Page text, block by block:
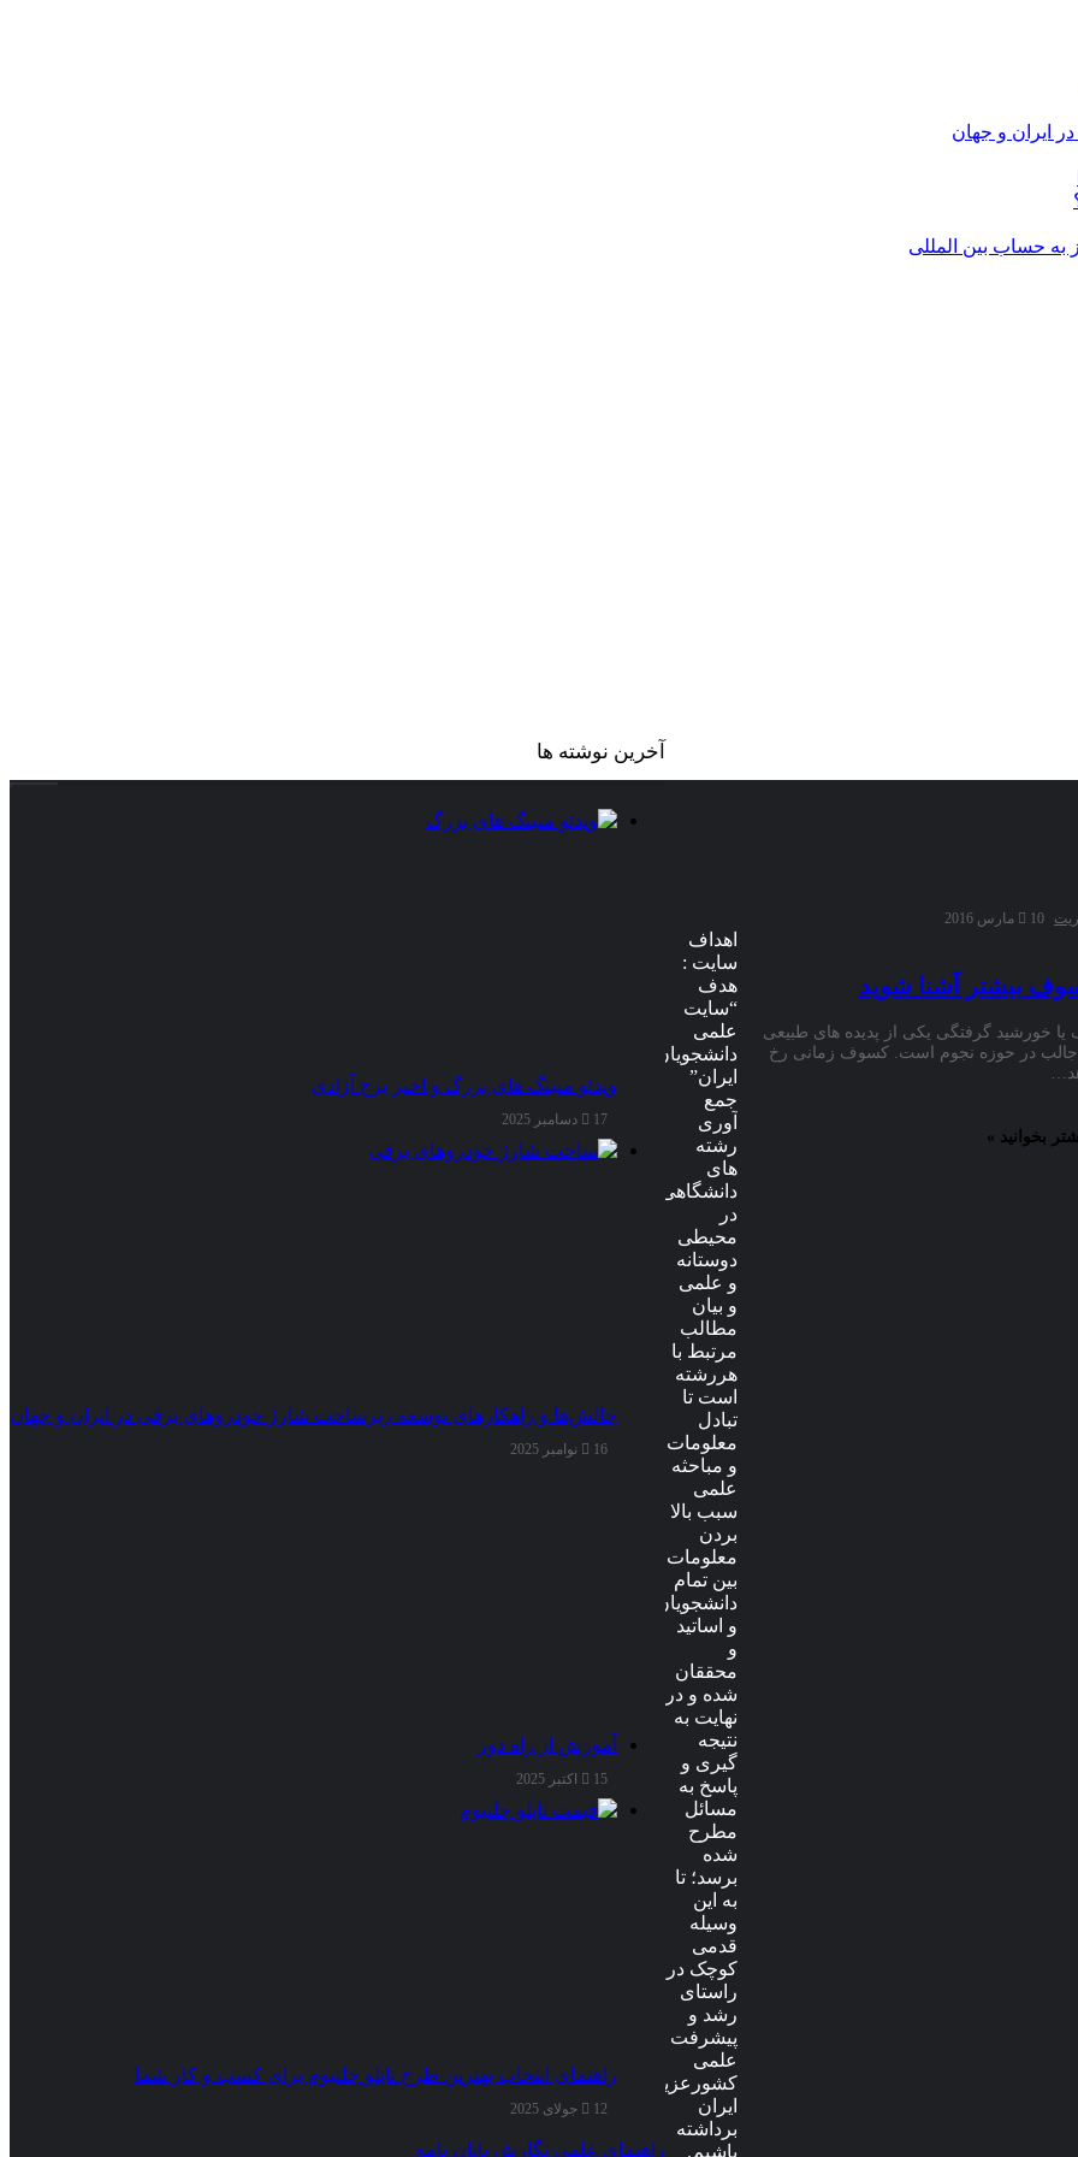
ایران و جهان
به حساب بین المللی
10 مارس 2016
بیشتر آشنا شوید
خورشید گرفتگی یکی از پدیده های طبیعی
جالب در حوزه نجوم است. کسوف زمانی رخ
بخوانید »
آخرین نوشته ها
ویدئو مپینگ های بزرگ و اخیر برج آزادی
17 دسامبر 2025
چالش‌ها و راهکارهای توسعه زیرساخت شارژ خودروهای برقی در ایران و جهان
16 نوامبر 2025
آموزش از راه دور
15 اکتبر 2025
راهنمای انتخاب بهترین طرح تابلو چلنیوم برای کسب و کار شما
12 جولای 2025
راهنمای علمی نگارش پایان نامه
اهداف
سایت :
هدف
“سایت
علمی
دانشجویان
ایران”
جمع
آوری
رشته
های
دانشگاهی
در
محیطی
دوستانه
و علمی
و بیان
مطالب
مرتبط با
هررشته
است تا
تبادل
معلومات
و مباحثه
علمی
سبب بالا
بردن
معلومات
بین تمام
دانشجویان
و اساتید
و
محققان
شده و در
نهایت به
نتیجه
گیری و
پاسخ به
مسائل
مطرح
شده
برسد؛ تا
به این
وسیله
قدمی
کوچک در
راستای
رشد و
پیشرفت
علمی
کشورعزیزمان
ایران
برداشته
باشیم.